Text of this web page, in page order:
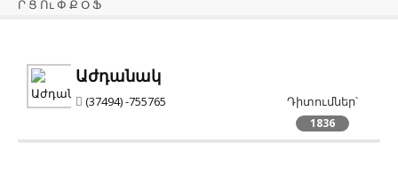
Ր Ց ՈւՓ Ք ՕՖ
Աժդանակ
Դիտումներ՝
1836
(37494) -755765